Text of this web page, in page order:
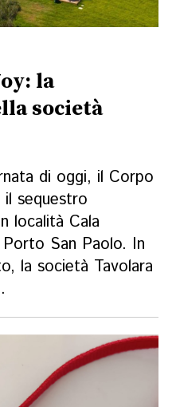
la
società
di oggi, il Corpo
sequestro
località Cala
San Paolo. In
la società Tavolara